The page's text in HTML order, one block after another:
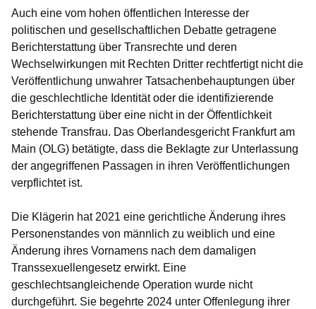
Auch eine vom hohen öffentlichen Interesse der
politischen und gesellschaftlichen Debatte getragene
Berichterstattung über Transrechte und deren
Wechselwirkungen mit Rechten Dritter rechtfertigt nicht die
Veröffentlichung unwahrer Tatsachenbehauptungen über
die geschlechtliche Identität oder die identifizierende
Berichterstattung über eine nicht in der Öffentlichkeit
stehende Transfrau. Das Oberlandesgericht Frankfurt am
Main (OLG) betätigte, dass die Beklagte zur Unterlassung
der angegriffenen Passagen in ihren Veröffentlichungen
verpflichtet ist.
Die Klägerin hat 2021 eine gerichtliche Änderung ihres
Personenstandes von männlich zu weiblich und eine
Änderung ihres Vornamens nach dem damaligen
Transsexuellengesetz erwirkt. Eine
geschlechtsangleichende Operation wurde nicht
durchgeführt. Sie begehrte 2024 unter Offenlegung ihrer